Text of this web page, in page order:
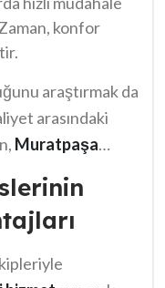
konfor
araştırmak da
arasındaki
Muratpaşa
gereken marka.
yardımcı